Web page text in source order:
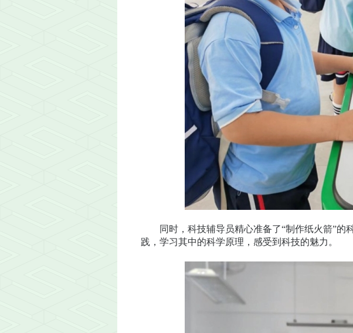
同时，科技辅导员精心准备了“制作纸火箭”的科
践，学习其中的科学原理，感受到科技的魅力。